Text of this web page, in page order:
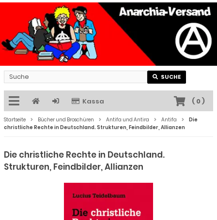
SUCHE
Kassa ( 0)
Startseite Bücher und Broschüren Antifa und Antira Antifa
Die
christliche Rechte in Deutschland. Strukturen, Feindbilder, Allianzen
Die christliche Rechte in Deutschland.
Strukturen, Feindbilder, Allianzen